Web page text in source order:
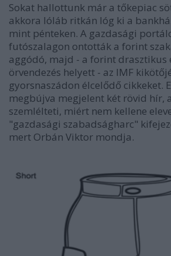
Sokat hallottunk már a tőkepiac
akkora lóláb ritkán lóg ki a
mint pénteken. A gazdasági
futószalagon ontották a forint
aggódó, majd - a forint drasztikus
örvendezés helyett - az IMF
gyorsnaszádon élcelődő cikkeket.
megbújva megjelent két rövid hír,
szemlélteti, miért nem kellene
"gazdasági szabadságharc"
mert Orbán Viktor mondja.